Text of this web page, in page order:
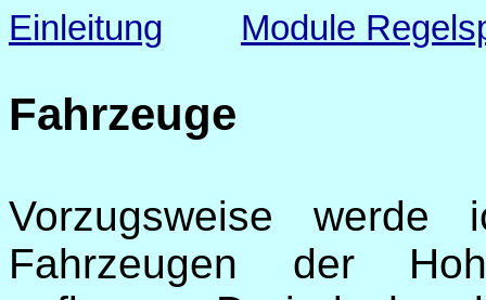
Einleitung Module
Fahrzeuge
Vorzugsweise
Fahrzeugen der